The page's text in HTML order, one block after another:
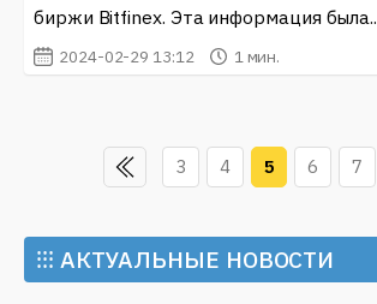
биржи Bitfinex. Эта информация была..
2024-02-29 13:12 1 мин.
3 4 5 6 7
⁝⁝⁝ АКТУАЛЬНЫЕ НОВОСТИ